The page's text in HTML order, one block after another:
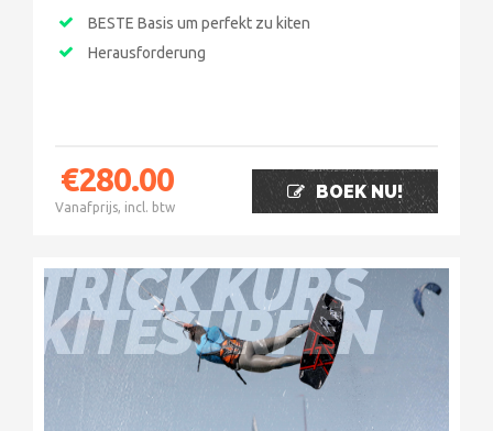
BESTE Basis um perfekt zu kiten
Herausforderung
€280.00
Vanafprijs, incl. btw
BOEK NU!
TRICK KURS
KITESURFEN